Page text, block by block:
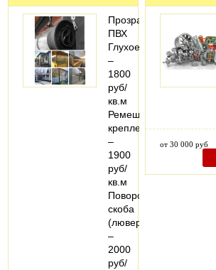
Прозрачный
ПВХ
Глухое
–
1800
руб/
кв.м
Ремешковое
крепление
–
1900
руб/
кв.м
Поворотная
скоба
(люверс)
–
2000
руб/
от 30 000 руб